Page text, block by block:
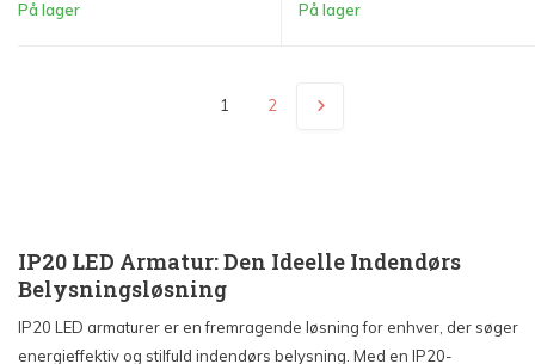
På lager På lager
1 2
IP20 LED Armatur: Den Ideelle Indendørs
Belysningsløsning
IP20 LED armaturer er en fremragende løsning for enhver, der søger
energieffektiv og stilfuld indendørs belysning. Med en IP20-